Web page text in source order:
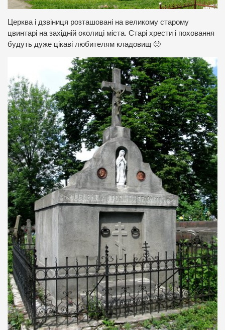
Церква і дзвіниця розташовані на великому старому
цвинтарі на західній околиці міста. Старі хрести і поховання
будуть дуже цікаві любителям кладовищ 🙂